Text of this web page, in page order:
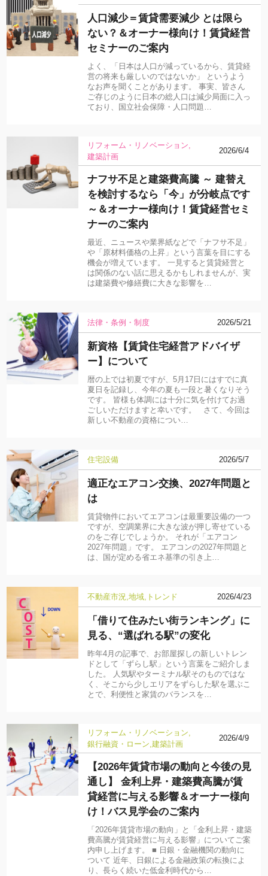
人口減少＝賃貸需要減少 とは限ら
ない？＆オーナー様向け！賃貸経営
セミナーのご案内
よく、「日本は人口が減っているから、賃貸経
営の将来も厳しいのではないか」 というよう
なお声を聞くことがあります。 事実、皆さん
ご存じのように日本の総人口は減少局面に入っ
ており、国立社会保障・人口問題…
リフォーム・リノベーション
建築計画
2026/6/4
ナフサ不足と建築費高騰 ～ 建替え
を検討するなら「今」が分岐点です
～＆オーナー様向け！賃貸経営セミ
ナーのご案内
最近、ニュースや業界紙などで「ナフサ不足」
や「原材料価格の上昇」という言葉を目にする
機会が増えています。 一見すると賃貸経営と
は関係のない話に思えるかもしれませんが、実
は建築費や修繕費に大きな影響を…
法律・条例・制度 2026/5/21
新資格【賃貸住宅経営アドバイザ
ー】について
暦の上では初夏ですが、5月17日にはすでに真
夏日を記録し、今年の夏も一段と暑くなりそう
です。 皆様も体調には十分に気を付けてお過
ごしいただけますと幸いです。 さて、今回は
新しい不動産の資格につい…
住宅設備 2026/5/7
適正なエアコン交換、2027年問題と
は
賃貸物件においてエアコンは最重要設備の一つ
ですが、空調業界に大きな波が押し寄せている
のをご存じでしょうか。 それが「エアコン
2027年問題」です。 エアコンの2027年問題と
は、国が定める省エネ基準の引き上…
不動産市況 地域 トレンド 2026/4/23
「借りて住みたい街ランキング」に
見る、“選ばれる駅”の変化
昨年4月の記事で、お部屋探しの新しいトレン
ドとして「ずらし駅」という言葉をご紹介しま
した。 人気駅やターミナル駅そのものではな
く、そこから少しエリアをずらした駅を選ぶこ
とで、利便性と家賃のバランスを…
リフォーム・リノベーション
銀行融資・ローン 建築計画
2026/4/9
【2026年賃貸市場の動向と今後の見
通し】 金利上昇・建築費高騰が賃
貸経営に与える影響＆オーナー様向
け！バス見学会のご案内
「2026年賃貸市場の動向」と「金利上昇・建築
費高騰が賃貸経営に与える影響」についてご案
内申し上げます。 ■ 日銀・金融機関の動向に
ついて 近年、日銀による金融政策の転換によ
り、長らく続いた低金利時代から…